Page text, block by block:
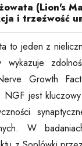
(Lion's
i trzeźwość
to jeden z
wykazuje
Growth
NGF jest
W